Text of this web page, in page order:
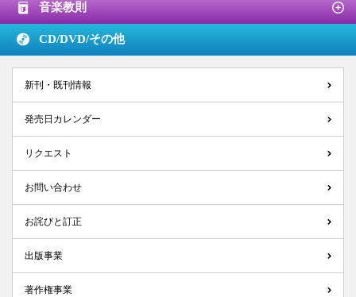
音楽教則
CD/DVD/その他
新刊・既刊情報
発売日カレンダー
リクエスト
お問い合わせ
お詫びと訂正
出版事業
著作権事業